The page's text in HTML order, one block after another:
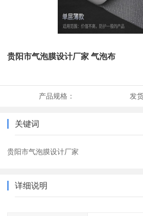
贵阳市气泡膜设计厂家 气泡布
产品规格： 发
关键词
贵阳市气泡膜设计厂家
详细说明